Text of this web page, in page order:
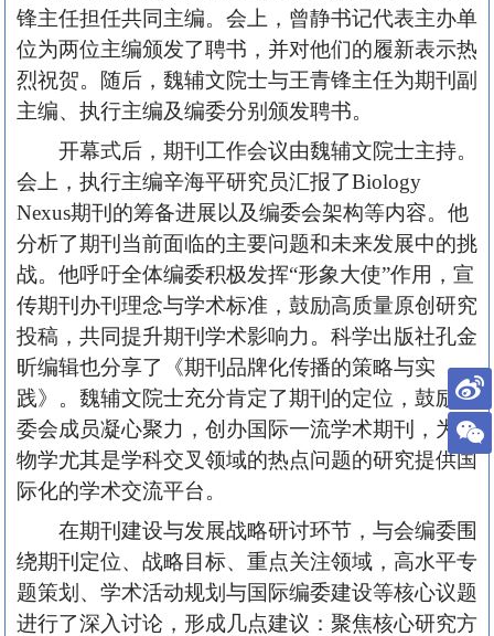
锋主任担任共同主编。会上，曾静书记代表主办单
位为两位主编颁发了聘书，并对他们的履新表示热
烈祝贺。随后，魏辅文院士与王青锋主任为期刊副
主编、执行主编及编委分别颁发聘书。
开幕式后，期刊工作会议由魏辅文院士主持。
会上，执行主编辛海平研究员汇报了Biology
Nexus期刊的筹备进展以及编委会架构等内容。他
分析了期刊当前面临的主要问题和未来发展中的挑
战。他呼吁全体编委积极发挥“形象大使”作用，宣
传期刊办刊理念与学术标准，鼓励高质量原创研究
投稿，共同提升期刊学术影响力。科学出版社孔金
昕编辑也分享了《期刊品牌化传播的策略与实
践》。魏辅文院士充分肯定了期刊的定位，鼓励编
委会成员凝心聚力，创办国际一流学术期刊，为生
物学尤其是学科交叉领域的热点问题的研究提供国
际化的学术交流平台。
在期刊建设与发展战略研讨环节，与会编委围
绕期刊定位、战略目标、重点关注领域，高水平专
题策划、学术活动规划与国际编委建设等核心议题
进行了深入讨论，形成几点建议：聚焦核心研究方